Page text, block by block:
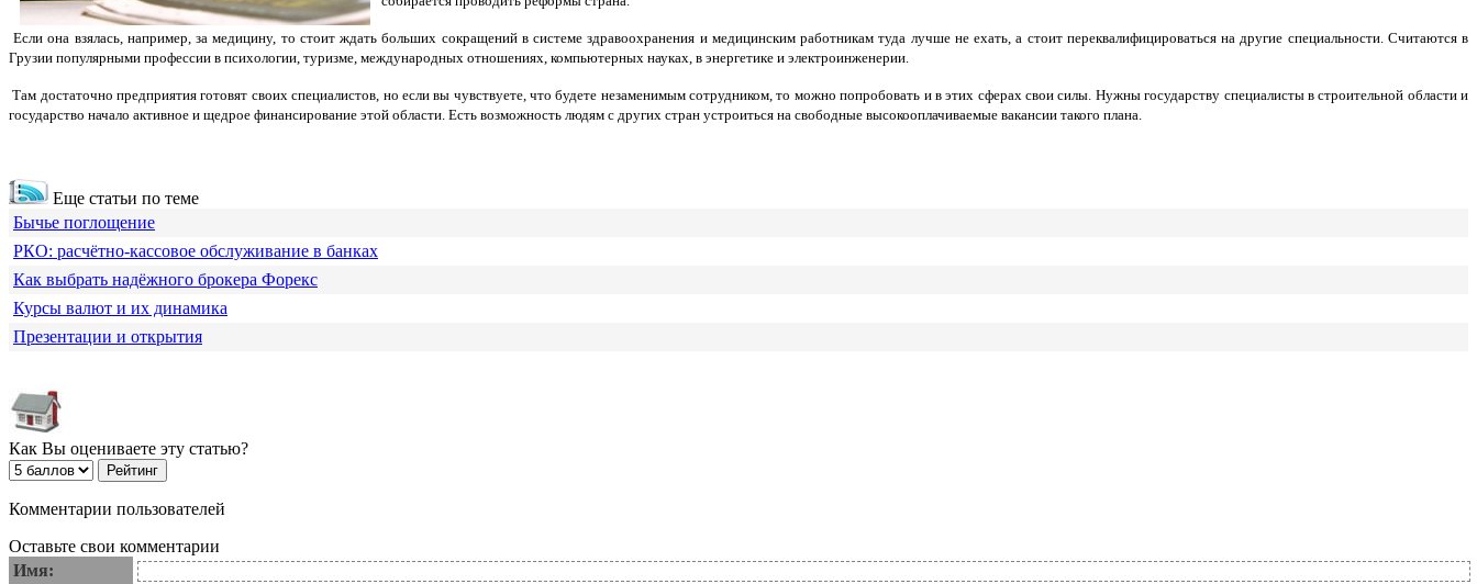
Если она взялась, например, за медицину, то стоит ждать больших сокращений в системе здравоохранения и медицинским работникам туда лучше не ехать, а стоит переквалифицироваться на другие специальности. Считаются в
Грузии популярными профессии в психологии, туризме, международных отношениях, компьютерных науках, в энергетике и электроинженерии.
Там достаточно предприятия готовят своих специалистов, но если вы чувствуете, что будете незаменимым сотрудником, то можно попробовать и в этих сферах свои силы. Нужны государству специалисты в строительной области и
государство начало активное и щедрое финансирование этой области. Есть возможность людям с других стран устроиться на свободные высокооплачиваемые вакансии такого плана.
Еще статьи по теме
Бычье поглощение
РКО: расчётно-кассовое обслуживание в банках
Как выбрать надёжного брокера Форекс
Курсы валют и их динамика
Презентации и открытия
Как Вы оцениваете эту статью?
Комментарии пользователей
Оставьте свои комментарии
Имя: